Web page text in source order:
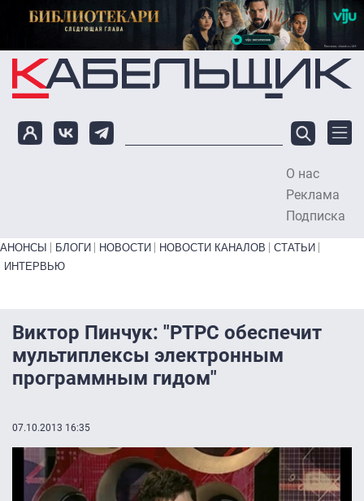
Перейти к основному содержанию
О нас
Реклама
Подписка
Primary links bottom
АНОНСЫ БЛОГИ НОВОСТИ НОВОСТИ КАНАЛОВ
СТАТЬИ
ИНТЕРВЬЮ
Виктор Пинчук: "РТРС обеспечит
мультиплексы электронным
программным гидом"
07.10.2013 16:35